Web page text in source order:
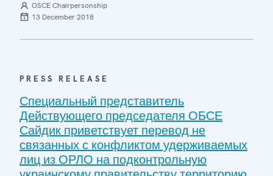
OSCE Chairpersonship
13 December 2018
PRESS RELEASE
Специальный представитель
Действующего председателя ОБСЕ
Сайдик приветствует перевод не
связанных с конфликтом удерживаемых
лиц из ОРЛО на подконтрольную